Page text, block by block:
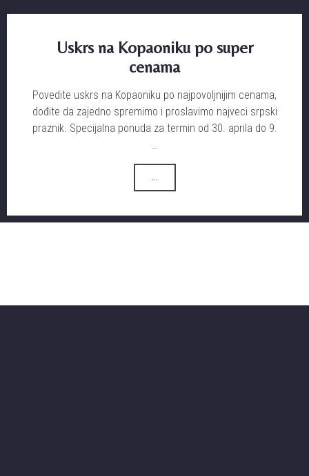
Uskrs na Kopaoniku po super
cenama
Povedite uskrs na Kopaoniku po najpovoljnijim cenama,
dođite da zajedno spremimo i proslavimo najveci srpski
praznik. Specijalna ponuda za termin od 30. aprila do 9.
…
...